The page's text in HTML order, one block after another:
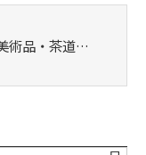
術品・茶道…